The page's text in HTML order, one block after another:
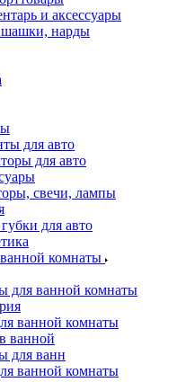
и аксессуары
нарды
для авто
для авто
свечи, лампы
для авто
комнаты
для ванной комнаты
ванной комнаты
ванной
для ванн
ванной комнаты